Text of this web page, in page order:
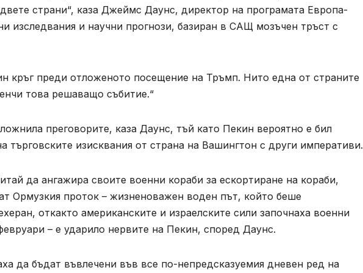
страни“, каза Джеймс Даунс, директор на програмата Европа-
изследвания и научни прогнози, базиран в САЩ мозъчен тръст с
кръг преди отложеното посещение на Тръмп. Нито една от страните
това решаващо събитие.“
преговорите, каза Даунс, тъй като Пекин вероятно е бил
търговските изисквания от страна на Вашингтон с други императиви.
да ангажира своите военни кораби за ескортиране на кораби,
Ормузкия проток – жизненоважен воден път, който беше
откакто американските и израелските сили започнаха военни
– е ударило нервите на Пекин, според Даунс.
да бъдат въвлечени във все по-непредсказуемия дневен ред на